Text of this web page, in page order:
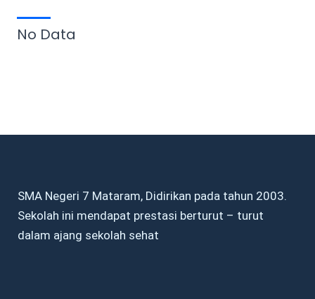
No Data
SMA Negeri 7 Mataram, Didirikan pada tahun 2003.
Sekolah ini mendapat prestasi berturut – turut
dalam ajang sekolah sehat